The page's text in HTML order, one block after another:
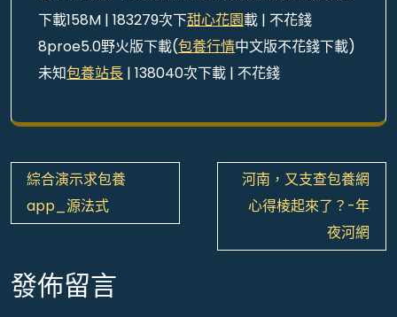
下載158M | 183279次下甜心花園載 | 不花錢
8proe5.0野火版下載(包養行情中文版不花錢下載)
未知包養站長 | 138040次下載 | 不花錢
文
章
導
綜合演示求包養
app_源法式
河南，又支查包養網
心得棱起來了？-年
夜河網
發佈留言